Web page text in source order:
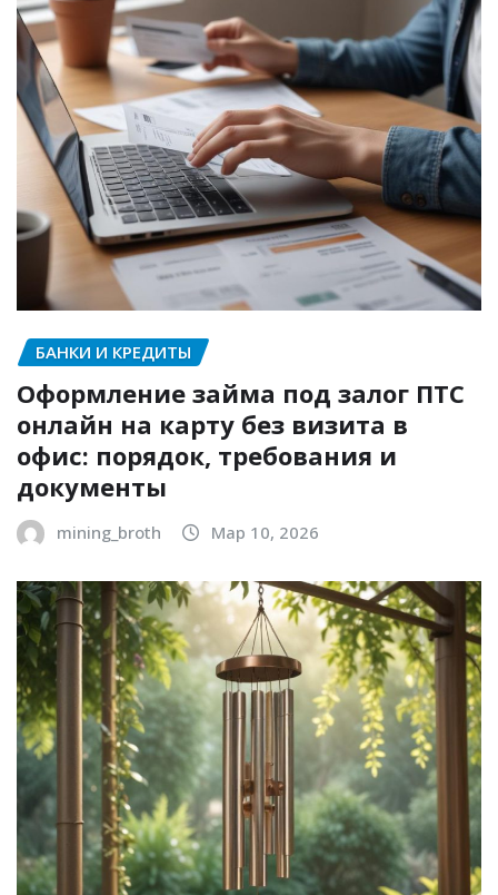
БАНКИ И КРЕДИТЫ
Оформление займа под залог ПТС
онлайн на карту без визита в
офис: порядок, требования и
документы
mining_broth Мар 10, 2026